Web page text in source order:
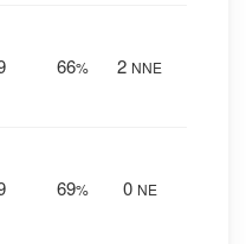
66% 2 NNE
69% 0 NE